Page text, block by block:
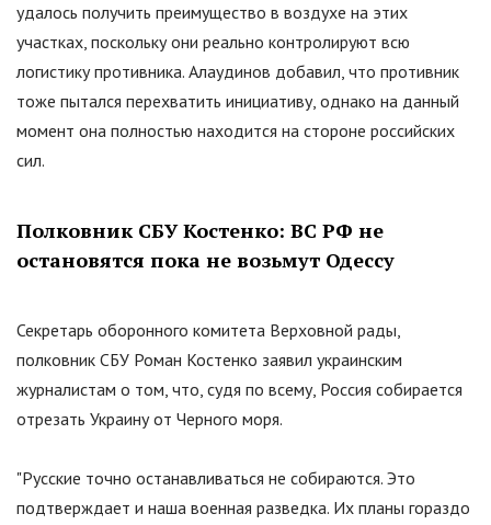
удалось получить преимущество в воздухе на этих
участках, поскольку они реально контролируют всю
логистику противника. Алаудинов добавил, что противник
тоже пытался перехватить инициативу, однако на данный
момент она полностью находится на стороне российских
сил.
Полковник СБУ Костенко: ВС РФ не
остановятся пока не возьмут Одессу
Секретарь оборонного комитета Верховной рады,
полковник СБУ Роман Костенко заявил украинским
журналистам о том, что, судя по всему, Россия собирается
отрезать Украину от Черного моря.
"Русские точно останавливаться не собираются. Это
подтверждает и наша военная разведка. Их планы гораздо